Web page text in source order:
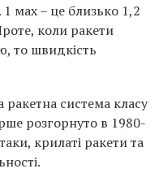
мах – це близько 1,2
коли ракети
то швидкість
ракетна система класу
розгорнуто в 1980-
крилаті ракети та